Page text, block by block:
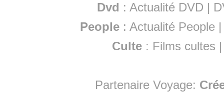
Dvd : Actualité DVD |
People :Actualité People
Culte : Films cultes
Partenaire Voyage: